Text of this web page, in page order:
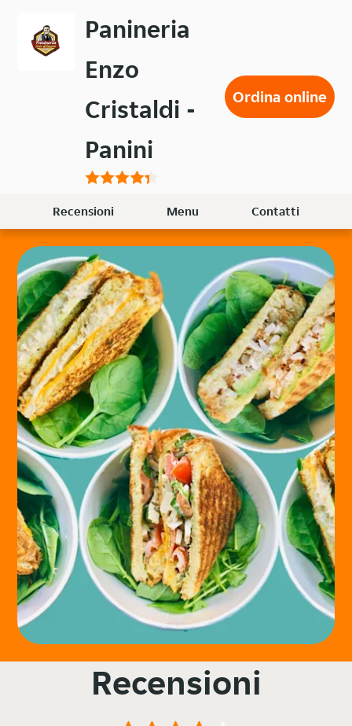
contenuto
Panineria
Enzo
Cristaldi -
Panini
Ordina online
Recensioni Menu Contatti
Recensioni